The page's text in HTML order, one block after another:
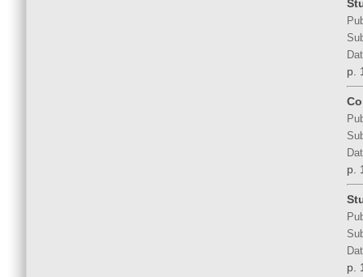
p.
p.
p.